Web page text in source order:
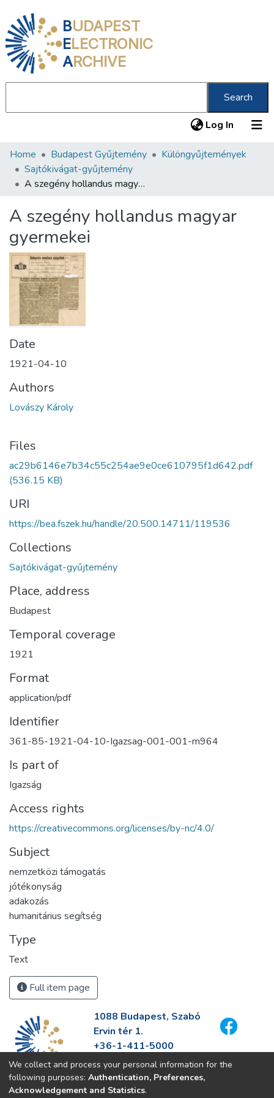
BUDAPEST
ELECTRONIC
ARCHIVE
Search
Log In (current)
Communities & Collections
All of DSpace
Home Budapest Gyűjtemény
Különgyűjtemények
Sajtókivágat-gyűjtemény
A szegény hollandus magyar gyermekei
A szegény hollandus magyar
gyermekei
Date
1921-04-10
Authors
Lovászy Károly
Files
ac29b6146e7b34c55c254ae9e0ce610795f1d642.pdf
(536.15 KB)
URI
https://bea.fszek.hu/handle/20.500.14711/119536
Collections
Sajtókivágat-gyűjtemény
Place, address
Budapest
Temporal coverage
1921
Format
application/pdf
Identifier
361-85-1921-04-10-Igazsag-001-001-m964
Is part of
Igazság
Access rights
https://creativecommons.org/licenses/by-nc/4.0/
Subject
nemzetközi támogatás
jótékonyság
adakozás
humanitárius segítség
Type
Text
Full item page
1088 Budapest, Szabó
Ervin tér 1.
+36-1-411-5000
info@fszek.hu
https://fszek.hu
We collect and process your personal information for the
following purposes: Authentication, Preferences,
Acknowledgement and Statistics.